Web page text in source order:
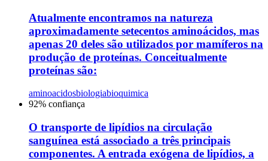
Atualmente encontramos na natureza
aproximadamente setecentos aminoácidos, mas
apenas 20 deles são utilizados por mamíferos na
produção de proteínas. Conceitualmente
proteínas são:
aminoacidosbiologiabioquimica
92% confiança
O transporte de lipídios na circulação
sanguínea está associado a três principais
componentes. A entrada exógena de lipídios, a